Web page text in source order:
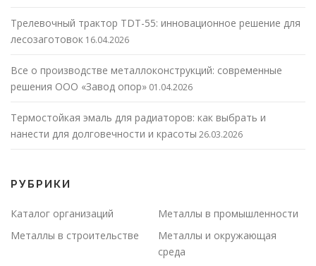
Трелевочный трактор TDT-55: инновационное решение для
лесозаготовок 16.04.2026
Все о производстве металлоконструкций: современные
решения ООО «Завод опор» 01.04.2026
Термостойкая эмаль для радиаторов: как выбрать и
нанести для долговечности и красоты 26.03.2026
РУБРИКИ
Каталог организаций
Металлы в промышленности
Металлы в строительстве
Металлы и окружающая
среда